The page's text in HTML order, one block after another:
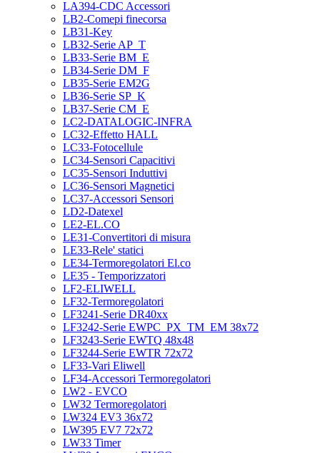
LA394-CDC Accessori
LB2-Comepi finecorsa
LB31-Key
LB32-Serie AP_T
LB33-Serie BM_E
LB34-Serie DM_F
LB35-Serie EM2G
LB36-Serie SP_K
LB37-Serie CM_E
LC2-DATALOGIC-INFRA
LC32-Effetto HALL
LC33-Fotocellule
LC34-Sensori Capacitivi
LC35-Sensori Induttivi
LC36-Sensori Magnetici
LC37-Accessori Sensori
LD2-Datexel
LE2-EL.CO
LE31-Convertitori di misura
LE33-Rele' statici
LE34-Termoregolatori El.co
LE35 - Temporizzatori
LF2-ELIWELL
LF32-Termoregolatori
LF3241-Serie DR40xx
LF3242-Serie EWPC_PX_TM_EM 38x72
LF3243-Serie EWTQ 48x48
LF3244-Serie EWTR 72x72
LF33-Vari Eliwell
LF34-Accessori Termoregolatori
LW2 - EVCO
LW32 Termoregolatori
LW324 EV3 36x72
LW395 EV7 72x72
LW33 Timer